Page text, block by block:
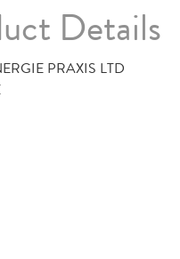
Details
PRAXIS LTD